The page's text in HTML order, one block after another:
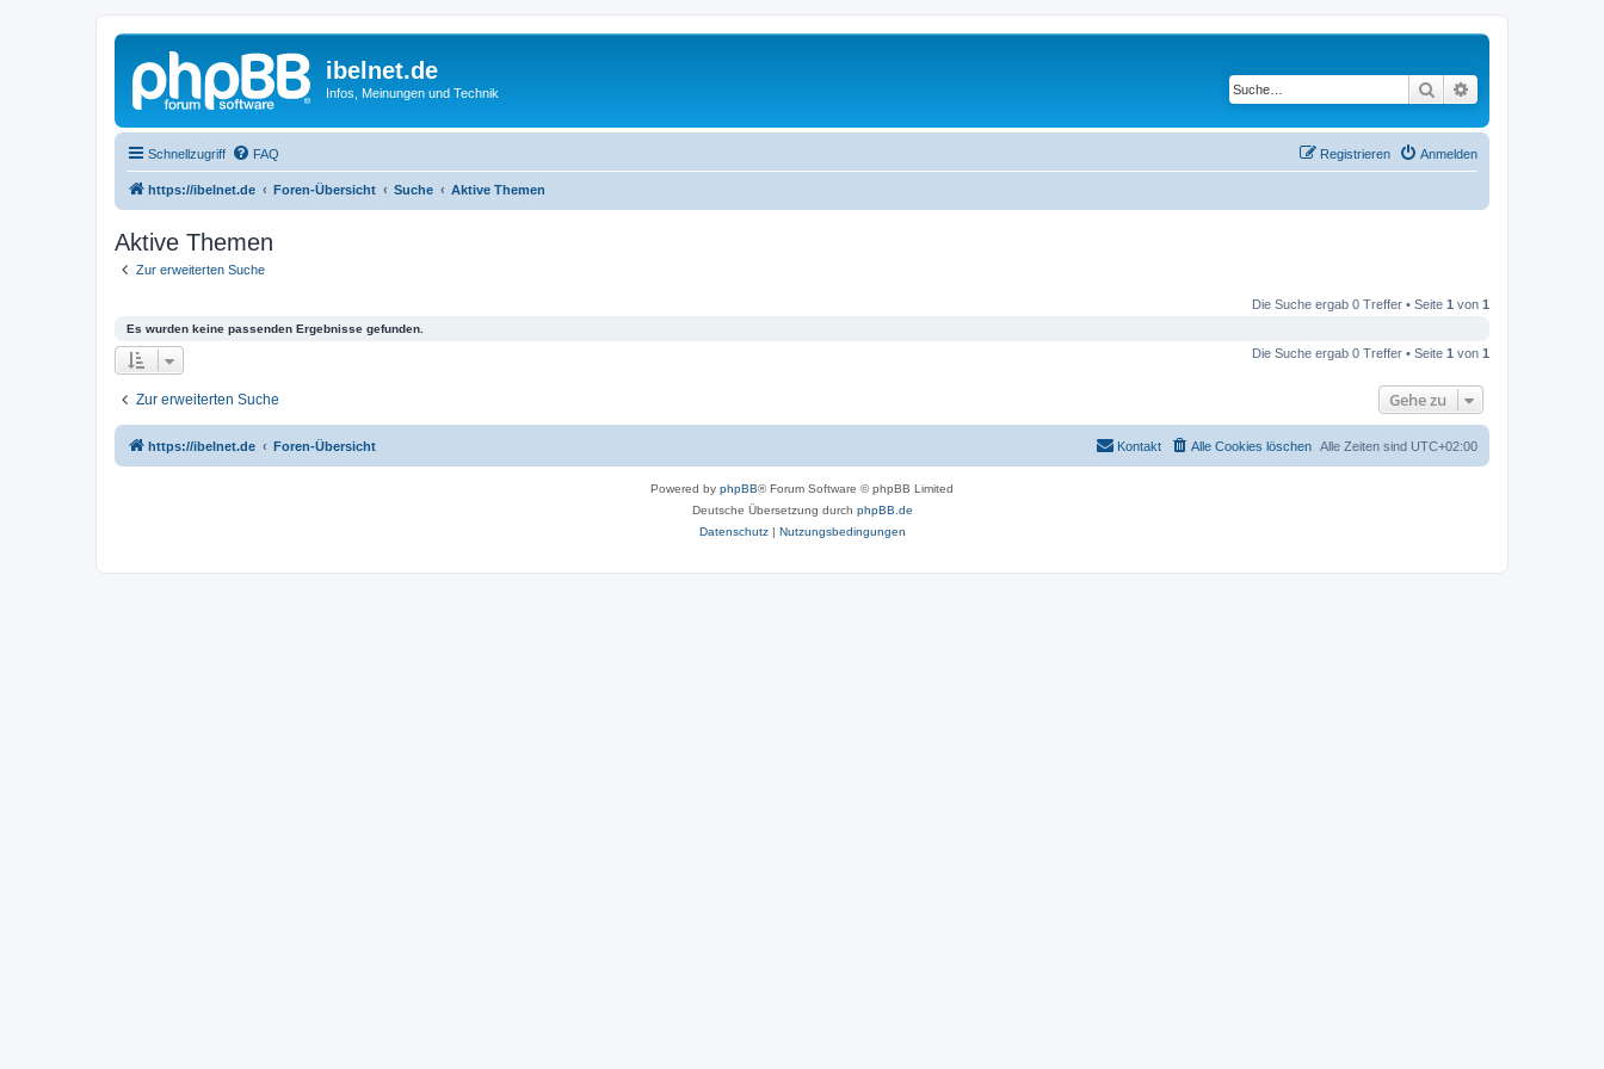
ibelnet.de
Infos, Meinungen und Technik Suche
Schnellzugriff FAQ Anmelden
Registrieren
https://ibelnet.de Foren-Übersicht Suche Aktive Themen
Aktive Themen
Zur erweiterten Suche
Die Suche ergab 0 Treffer • Seite 1 von 1
Es wurden keine passenden Ergebnisse gefunden.
Die Suche ergab 0 Treffer • Seite 1 von 1
Zur erweiterten Suche Gehe zu
https://ibelnet.de Foren-Übersicht Alle Zeiten sind UTC+02:00
Alle Cookies löschen
Kontakt
Powered by phpBB® Forum Software © phpBB Limited
Deutsche Übersetzung durch phpBB.de
Datenschutz| Nutzungsbedingungen